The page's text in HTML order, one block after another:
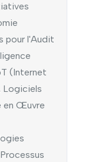
pour l'Audit
(Internet
Logiciels
en Œuvre
Processus